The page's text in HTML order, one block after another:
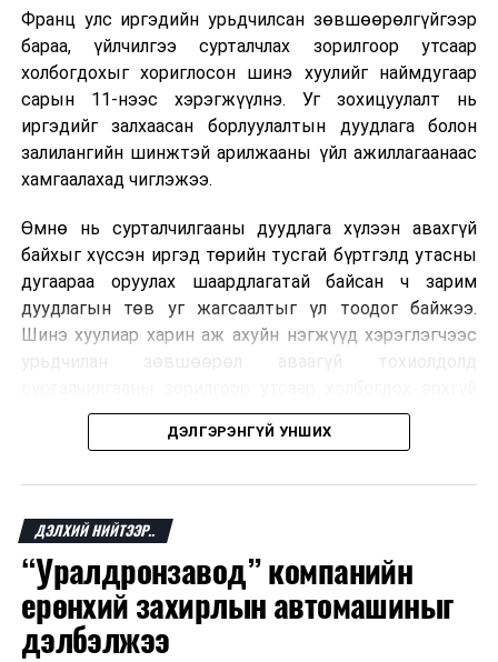
Франц улс иргэдийн урьдчилсан зөвшөөрөлгүйгээр
бараа, үйлчилгээ сурталчлах зорилгоор утсаар
холбогдохыг хориглосон шинэ хуулийг наймдугаар
сарын 11-нээс хэрэгжүүлнэ. Уг зохицуулалт нь
иргэдийг залхаасан борлуулалтын дуудлага болон
залилангийн шинжтэй арилжааны үйл ажиллагаанаас
хамгаалахад чиглэжээ.
Өмнө нь сурталчилгааны дуудлага хүлээн авахгүй
байхыг хүссэн иргэд төрийн тусгай бүртгэлд утасны
дугаараа оруулах шаардлагатай байсан ч зарим
дуудлагын төв уг жагсаалтыг үл тоодог байжээ.
Шинэ хуулиар харин аж ахуйн нэгжүүд хэрэглэгчээс
урьдчилан зөвшөөрөл аваагүй тохиолдолд
болно. Иргэн өгсөн зөвшөөрлөө хүссэн үедээ цуцлах
Францын эрх баригчдын тооцоолсноор тус улсын
иргэдийн дөрөвний гурав орчим нь долоо хоног бүр
дор хаяж нэг удаа хүсээгүй сурталчилгааны дуудлага
хүлээн авдаг бөгөөд олон хүн үүнээс ч олон
дуудлагад өртдөг байна. Хэрэглэгчийн эрхийг
хамгаалах 11 байгууллага 2024 онд хамтран
шаардлага гаргаж, суурин болон гар утас руу ирдэг
ДЭЛГЭРЭНГҮЙ УНШИХ
ДЭЛХИЙ НИЙТЭЭР..
“Уралдронзавод” компанийн
ерөнхий захирлын автомашиныг
дэлбэлжээ